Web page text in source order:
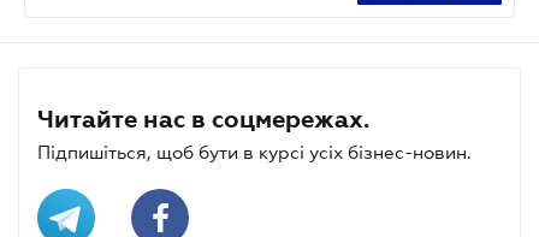
Читайте нас в соцмережах.
Підпишіться, щоб бути в курсі усіх бізнес-новин.